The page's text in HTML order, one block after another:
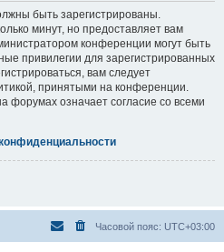
быть зарегистрированы.
минут, но предоставляет вам
конференции могут быть
привилегии для зарегистрированных
вам следует
принятыми на конференции.
форумах означает согласие со всеми
Часовой пояс: UTC+03:00